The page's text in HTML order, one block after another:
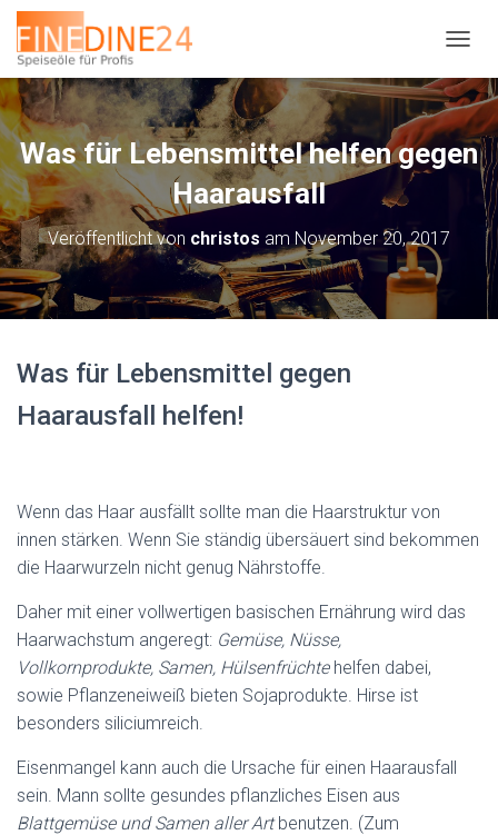
A
V
G
A
Was für Lebensmittel helfen gegen
Haarausfall
Veröffentlicht von christos am November 20, 2017
Was für Lebensmittel gegen
Haarausfall helfen!
Wenn das Haar ausfällt sollte man die Haarstruktur von
innen stärken. Wenn Sie ständig übersäuert sind bekommen
die Haarwurzeln nicht genug Nährstoffe.
Daher mit einer vollwertigen basischen Ernährung wird das
Haarwachstum angeregt: Gemüse, Nüsse,
Vollkornprodukte, Samen, Hülsenfrüchtehelfen dabei,
sowie Pflanzeneiweiß bieten Sojaprodukte. Hirse ist
besonders siliciumreich.
Eisenmangel kann auch die Ursache für einen Haarausfall
sein. Mann sollte gesundes pflanzliches Eisen aus
Blattgemüse und Samen aller Artbenutzen. (Zum